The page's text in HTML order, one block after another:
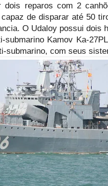
dois reparos com 2
de disparar até 50
O Udaloy possui dois
submarino Kamov Ka-
submarino, com seus